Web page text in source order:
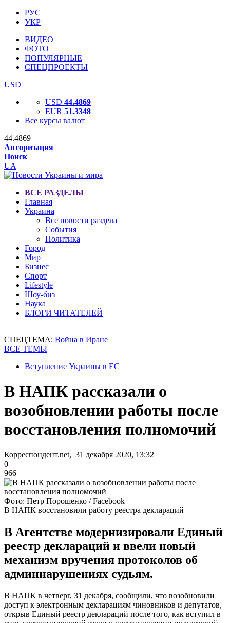
РУС
УКР
ВИДЕО
ФОТО
ПОПУЛЯРНЫЕ
СПЕЦПРОЕКТЫ
USD
USD 44.4869
EUR 51.3348
Все курсы валют
44.4869
Авторизация
Поиск
UA
ВСЕ РАЗДЕЛЫ
Главная
Украина
Все новости раздела
События
Политика
Город
Мир
Бизнес
Спорт
Lifestyle
Шоу-биз
Наука
БЛОГИ ЧИТАТЕЛЕЙ
СПЕЦТЕМА: Война в Иране
ВСЕ ТЕМЫ
Вступление Украины в ЕС
В НАПК рассказали о
возобновлении работы после
восстановления полномочий
Корреспондент.net, 31 декабря 2020, 13:32
0
966
Фото: Петр Порошенко / Facebook
В НАПК восстановили работу реестра деклараций
В Агентстве модернизировали Единый
реестр деклараций и ввели новый
механизм вручения протоколов об
админнарушениях судьям.
В НАПК в четверг, 31 декабря, сообщили, что возобновили
доступ к электронным декларациям чиновников и депутатов,
открыв Единый реестр деклараций после того, как вступил в